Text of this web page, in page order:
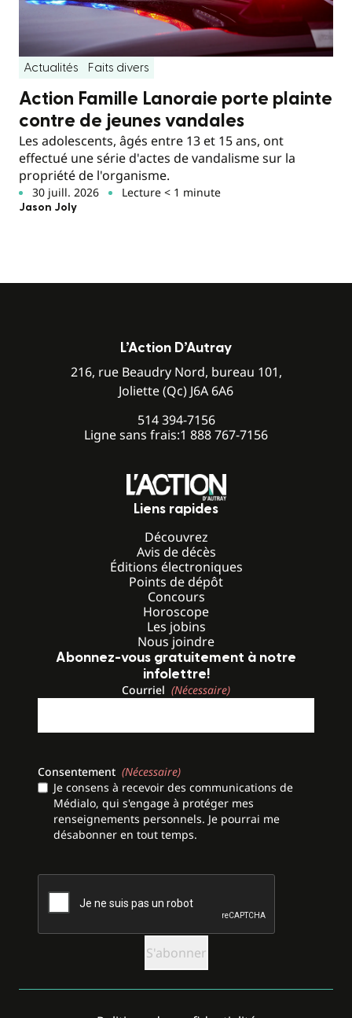
Actualités Faits divers
Action Famille Lanoraie porte plainte
contre de jeunes vandales
Les adolescents, âgés entre 13 et 15 ans, ont
effectué une série d'actes de vandalisme sur la
propriété de l'organisme.
30 juill. 2026 Lecture < 1 minute
Jason Joly
L’Action D’Autray
216, rue Beaudry Nord, bureau 101,
Joliette (Qc) J6A 6A6
514 394-7156
Ligne sans frais:1 888 767-7156
Liens rapides
Découvrez
Avis de décès
Éditions électroniques
Points de dépôt
Concours
Horoscope
Les jobins
Nous joindre
Abonnez-vous gratuitement à notre
infolettre!
Courriel (Nécessaire)
Consentement (Nécessaire)
Je consens à recevoir des communications de
Médialo, qui s'engage à protéger mes
renseignements personnels. Je pourrai me
désabonner en tout temps.
CAPTCHA